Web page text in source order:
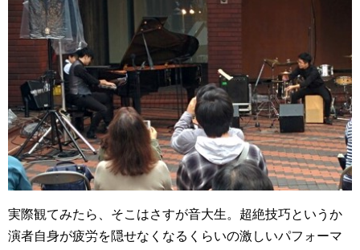
実際観てみたら、そこはさすが音大生。超絶技巧というか
演者自身が疲労を隠せなくなるくらいの激しいパフォーマ